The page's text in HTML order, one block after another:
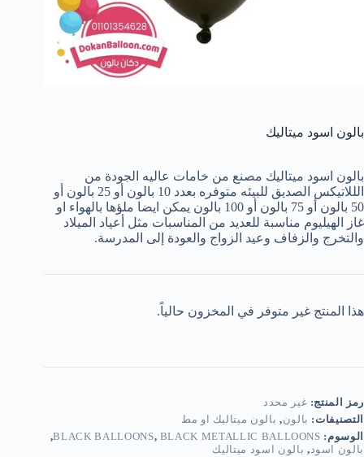
بالون اسود ميتاليك
بالون اسود ميتاليك مصنع من خامات عاليه الجودة من
الللاتيكس الصديق للبيئه متوفره بعدد 10 بالون أو 25 بالون أو
50 بالون أو 75 بالون أو 100 بالون يمكن ايضا ملؤها بالهواء او
غاز الهيليوم مناسبة للعديد من المناسبات مثل أعياد الميلاد
والتخرج والزفاف وعيد الزواج والعودة إلى المدرسة.
هذا المنتج غير متوفر في المخزون حالياً.
رمز المنتج: غير محدد
التصنيفات: بالون, بالون ميتاليك او مط
الوسوم:
BLACK BALLOONS, BLACK METALLIC BALLOONS
,
بالون اسود, بالون اسود ميتاليك